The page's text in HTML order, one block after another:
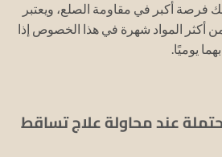
فرصة أكبر في مقاومة الصلع، ويعتبر
أكثر المواد شهرة في هذا الخصوص إذا
يوميًا.
عند محاولة علاج تساقط